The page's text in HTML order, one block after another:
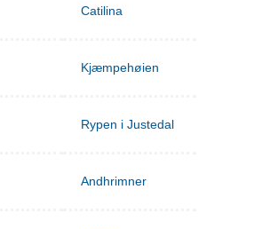
Catilina
Kjæmpehøien
Rypen i Justedal
Andhrimner